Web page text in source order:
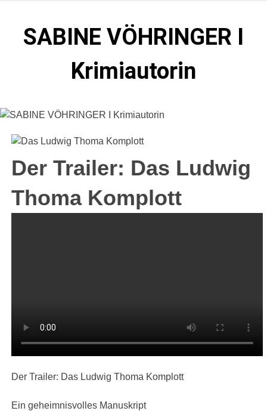
springenSABINE VÖHRINGER I
Krimiautorin
Vordergrund steht. Spielen zentral in der Münchner Altstadt.
Der Trailer: Das Ludwig
Thoma Komplott
Der Trailer: Das Ludwig Thoma Komplott
Ein geheimnisvolles Manuskript